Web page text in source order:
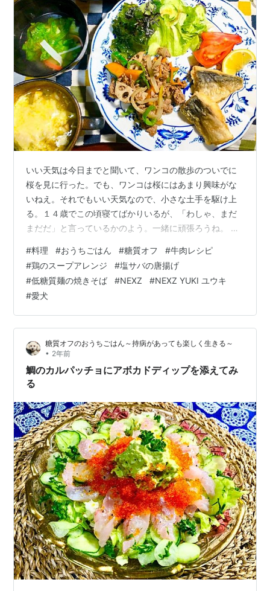
いい天気は今日までと聞いて、ワンコの散歩のついでに
桜を見に行った。でも、ワンコは桜にはあまり興味がな
いねえ。それでもいい天気なので、小さな土手を駆け上
る。１４歳でこの頃寝てばかりいるが、「わしゃ、まだ
まだだ」と言っているかのよう。一緒に頑張ろうね。 ワ
もの 塩サバの唐揚げ 鶏スープのチーズがけ 昼食 低糖質
麺焼きそば ひとこと 突然？日本に来たNEXZ 夕食 牛肉と
レンコンとカボチャの炒めもの 〇牛バラ肉・レンコン・
カボチャ・玉ねぎ・ニンジン・ピーマン 〇塩・コショ
ウ・バター・赤ワイン・醤油・コンソメスープの素 フラ
イパンにバターを溶かし、…
#料理 #おうちごはん #糖質オフ #牛肉レシピ
#鶏のスープアレンジ #塩サバの唐揚げ
#低糖質麺の焼きそば #NEXZ #NEXZ YUKI ユウキ
#愛犬
糖質オフのおうちごはん～持病があっても楽しく生きる～
• 2年前
鯛のカルパッチョにアボカドディップを添えてみ
る